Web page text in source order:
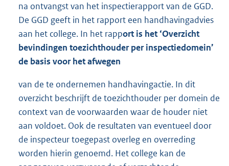
na ontvangst van het inspectierapport van de GGD.
De GGD geeft in het rapport een handhavingadvies
aan het college. In het rapport is het ‘Overzicht
bevindingen toezichthouder per inspectiedomein’
de basis voor het afwegen
van de te ondernemen handhavingactie. In dit
overzicht beschrijft de toezichthouder per domein de
context van de voorwaarden waar de houder niet
aan voldoet. Ook de resultaten van eventueel door
de inspecteur toegepast overleg en overreding
worden hierin genoemd. Het college kan de